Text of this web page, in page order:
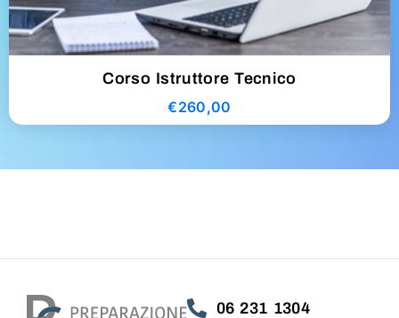
Corso Istruttore Tecnico
€260,00
06 231 1304